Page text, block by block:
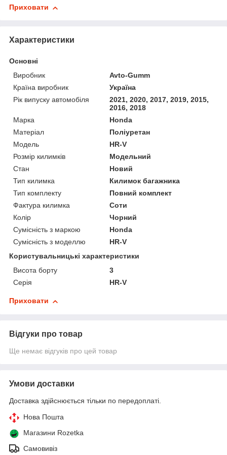
Приховати
Характеристики
Основні
Виробник
Avto-Gumm
Країна виробник
Україна
Рік випуску автомобіля
2021, 2020, 2017, 2019, 2015,
2016, 2018
Марка
Honda
Матеріал
Поліуретан
Модель
HR-V
Розмір килимків
Модельний
Стан
Новий
Тип килимка
Килимок багажника
Тип комплекту
Повний комплект
Фактура килимка
Соти
Колір
Чорний
Сумісність з маркою
Honda
Сумісність з моделлю
HR-V
Користувальницькі характеристики
Висота борту
3
Серія
HR-V
Приховати
Відгуки про товар
Ще немає відгуків про цей товар
Умови доставки
Доставка здійснюється тільки по передоплаті.
Нова Пошта
Магазини Rozetka
Самовивіз